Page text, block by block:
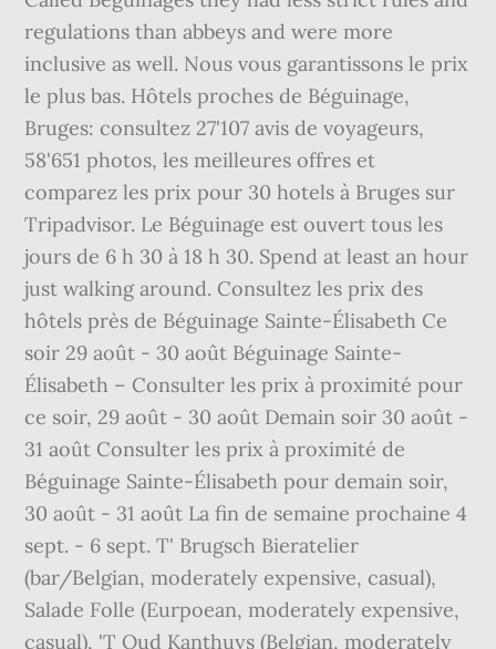
regulations than abbeys and were more
inclusive as well. Nous vous garantissons le prix
le plus bas. Hôtels proches de Béguinage,
Bruges: consultez 27'107 avis de voyageurs,
58'651 photos, les meilleures offres et
comparez les prix pour 30 hotels à Bruges sur
Tripadvisor. Le Béguinage est ouvert tous les
jours de 6 h 30 à 18 h 30. Spend at least an hour
just walking around. Consultez les prix des
hôtels près de Béguinage Sainte-Élisabeth Ce
soir 29 août - 30 août Béguinage Sainte-
Élisabeth – Consulter les prix à proximité pour
ce soir, 29 août - 30 août Demain soir 30 août -
31 août Consulter les prix à proximité de
Béguinage Sainte-Élisabeth pour demain soir,
30 août - 31 août La fin de semaine prochaine 4
sept. - 6 sept. T' Brugsch Bieratelier
(bar/Belgian, moderately expensive, casual),
Salade Folle (Eurpoean, moderately expensive,
casual), 'T Oud Kanthuys (Belgian, moderately